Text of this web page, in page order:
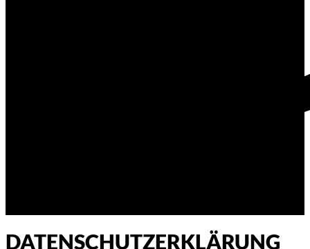
DATENSCHUTZ­ERKLÄRUNG